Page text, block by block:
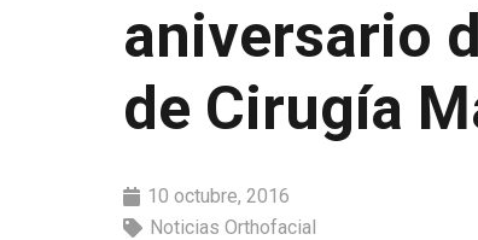
aniversario
de Cirugía
10 octubre, 2016
Noticias Orthofacial